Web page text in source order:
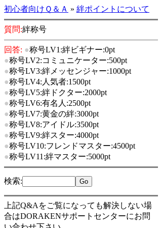
初心者向けＱ＆Ａ » 絆ポイントについて
質問:絆称号
回答: ●称号LV1:絆ビギナー:0pt
●称号LV2:コミュニケーター:500pt
●称号LV3:絆メッセンジャー:1000pt
●称号LV4:人気者:1500pt
●称号LV5:絆ドクター:2000pt
●称号LV6:有名人:2500pt
●称号LV7:黄金の絆:3000pt
●称号LV8:アイドル:3500pt
●称号LV9:絆スター:4000pt
●称号LV10:フレンドマスター:4500pt
●称号LV11:絆マスター:5000pt
検索:
上記Q&Aをご覧になっても解決しない場
合はDORAKENサポートセンターにお問